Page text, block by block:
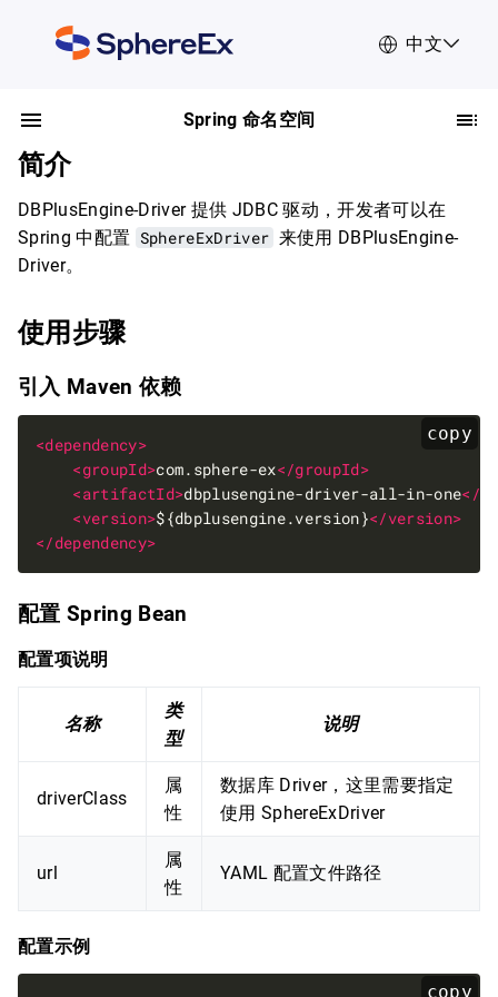
中文
Spring 命名空间
简介
DBPlusEngine-Driver 提供 JDBC 驱动，开发者可以在
Spring 中配置 SphereExDriver 来使用 DBPlusEngine-
Driver。
使用步骤
引入 Maven 依赖
copy
<dependency>
<groupId>com.sphere-ex</groupId>
<artifactId>dbplusengine-driver-all-in-one</
<version>${dbplusengine.version}</version>
</dependency>
配置 Spring Bean
配置项说明
名称
类
型
说明
driverClass
属
性
数据库 Driver，这里需要指定
使用 SphereExDriver
url
属
性
YAML 配置文件路径
配置示例
copy